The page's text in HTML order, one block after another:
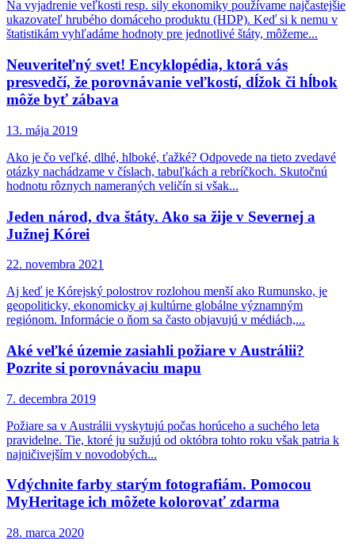
Na vyjadrenie veľkosti resp. sily ekonomiky používame najčastejšie
ukazovateľ hrubého domáceho produktu (HDP). Keď si k nemu v
štatistikám vyhľadáme hodnoty pre jednotlivé štáty, môžeme...
Neuveriteľný svet! Encyklopédia, ktorá vás
presvedčí, že porovnávanie veľkostí, dĺžok či hĺbok
môže byť zábava
13. mája 2019
Ako je čo veľké, dlhé, hlboké, ťažké? Odpovede na tieto zvedavé
otázky nachádzame v číslach, tabuľkách a rebríčkoch. Skutočnú
hodnotu rôznych nameraných veličín si však...
Jeden národ, dva štáty. Ako sa žije v Severnej a
Južnej Kórei
22. novembra 2021
Aj keď je Kórejský polostrov rozlohou menší ako Rumunsko, je
geopoliticky, ekonomicky aj kultúrne globálne významným
regiónom. Informácie o ňom sa často objavujú v médiách,...
Aké veľké územie zasiahli požiare v Austrálii?
Pozrite si porovnávaciu mapu
7. decembra 2019
Požiare sa v Austrálii vyskytujú počas horúceho a suchého leta
pravidelne. Tie, ktoré ju sužujú od októbra tohto roku však patria k
najničivejším v novodobých...
Vdýchnite farby starým fotografiám. Pomocou
MyHeritage ich môžete kolorovať zdarma
28. marca 2020